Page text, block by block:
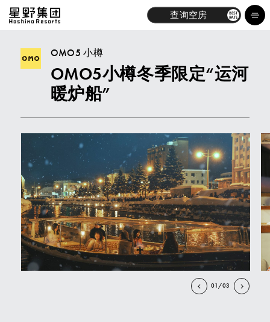
查询空房 BEST
RATE
酒店
体验
最新消息
探索
关于我们
OMO5 小樽
OMO5小樽冬季限定“运河
暖炉船”
01/03